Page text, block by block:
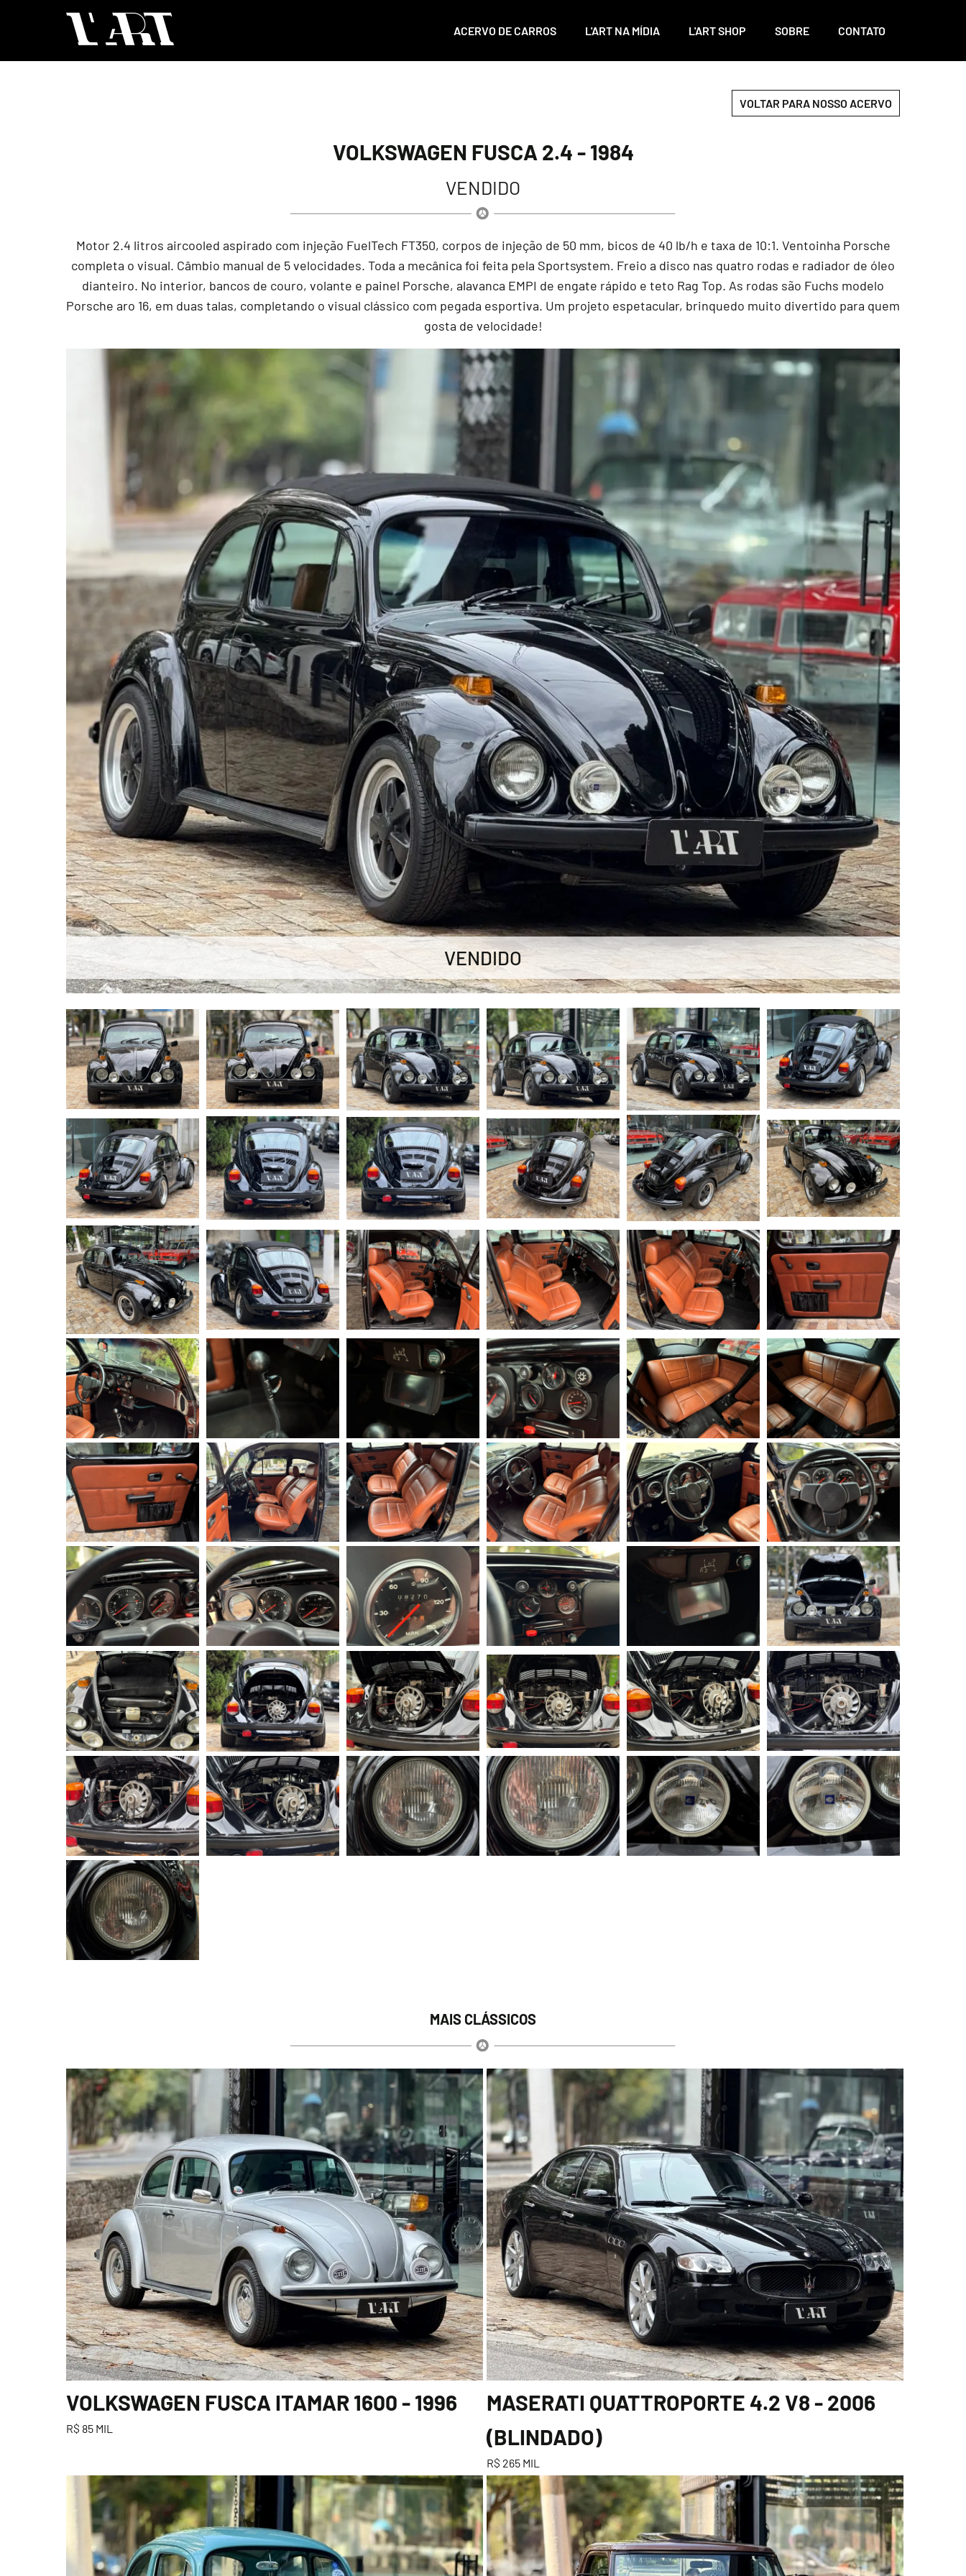
ACERVO DE CARROS L'ART NA MÍDIA L'ART SHOP SOBRE CONTATO
VOLTAR PARA NOSSO ACERVO
VOLKSWAGEN FUSCA 2.4 - 1984
VENDIDO
Motor 2.4 litros aircooled aspirado com injeção FuelTech FT350, corpos de injeção de 50 mm, bicos de 40 lb/h e taxa de 10:1. Ventoinha Porsche
completa o visual. Câmbio manual de 5 velocidades. Toda a mecânica foi feita pela Sportsystem. Freio a disco nas quatro rodas e radiador de óleo
dianteiro. No interior, bancos de couro, volante e painel Porsche, alavanca EMPI de engate rápido e teto Rag Top. As rodas são Fuchs modelo
Porsche aro 16, em duas talas, completando o visual clássico com pegada esportiva. Um projeto espetacular, brinquedo muito divertido para quem
gosta de velocidade!
VENDIDO
MAIS CLÁSSICOS
VOLKSWAGEN FUSCA ITAMAR 1600 - 1996
R$ 85 MIL
MASERATI QUATTROPORTE 4.2 V8 - 2006
(BLINDADO)
R$ 265 MIL